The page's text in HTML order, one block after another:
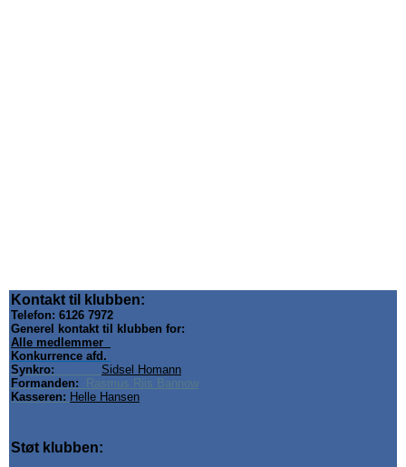
Kontakt til klubben:
Telefon: 6126 7972
Generel kontakt til klubben for:
Alle medlemmer
Konkurrence afd.
Synkro:
Sidsel Homann
Formanden: Rasmus Riis Bannow
Kasseren: Helle Hansen
Støt klubben: